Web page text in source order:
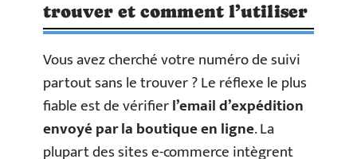
trouver et comment l’utiliser
Vous avez cherché votre numéro de suivi
partout sans le trouver ? Le réflexe le plus
fiable est de vérifierl’email d’expédition
envoyé par la boutique en ligne. La
plupart des sites e-commerce intègrent